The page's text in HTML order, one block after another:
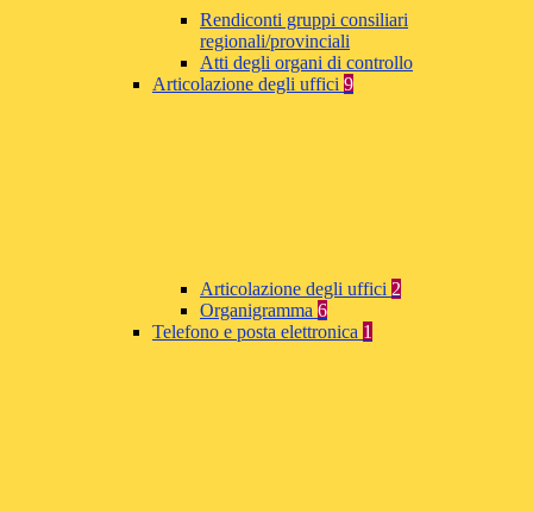
Rendiconti gruppi consiliari
regionali/provinciali
Atti degli organi di controllo
Articolazione degli uffici 9
Articolazione degli uffici 2
Organigramma 6
Telefono e posta elettronica 1